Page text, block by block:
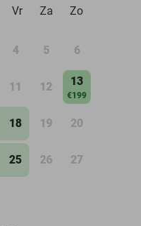
Vr Za Zo
4 5 6
11 12 13
€199
18 19 20
25 26 27